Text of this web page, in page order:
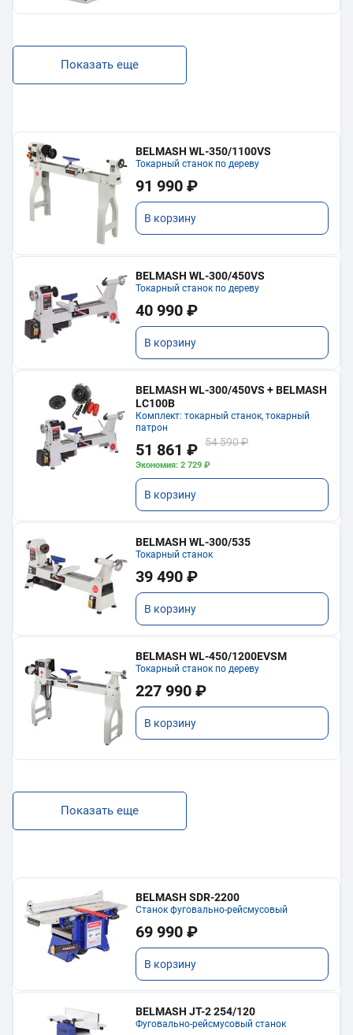
Показать еще
BELMASH WL-350/1100VS
Токарный станок по дереву
91 990 ₽
В корзину
BELMASH WL-300/450VS
Токарный станок по дереву
40 990 ₽
В корзину
BELMASH WL-300/450VS + BELMASH
LC100B
Комплект: токарный станок, токарный
патрон
51 861 ₽ 54 590 ₽
Экономия: 2 729 ₽
В корзину
BELMASH WL-300/535
Токарный станок
39 490 ₽
В корзину
BELMASH WL-450/1200EVSM
Токарный станок по дереву
227 990 ₽
В корзину
Показать еще
BELMASH SDR-2200
Станок фуговально-рейсмусовый
69 990 ₽
В корзину
BELMASH JT-2 254/120
Фуговально-рейсмусовый станок